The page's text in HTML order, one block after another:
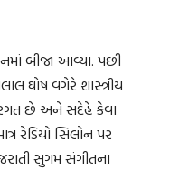
બીજા આવ્યા. પછી
ઘોષ વગેરે શાસ્ત્રીય
છે અને સદેહે કેવા
રેડિયો સિલોન પર
સુગમ સંગીતના